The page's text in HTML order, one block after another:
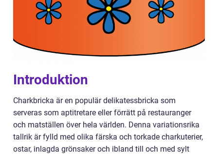
Introduktion
Charkbricka är en populär delikatessbricka som
serveras som aptitretare eller förrätt på restauranger
och matställen över hela världen. Denna variationsrika
tallrik är fylld med olika färska och torkade charkuterier,
ostar, inlagda grönsaker och ibland till och med sylt